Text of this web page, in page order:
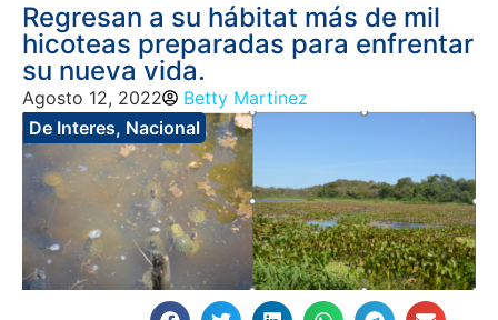
Regresan a su hábitat más de mil
hicoteas preparadas para enfrentar
su nueva vida.
Agosto 12, 2022
Betty Martinez
De Interes, Nacional